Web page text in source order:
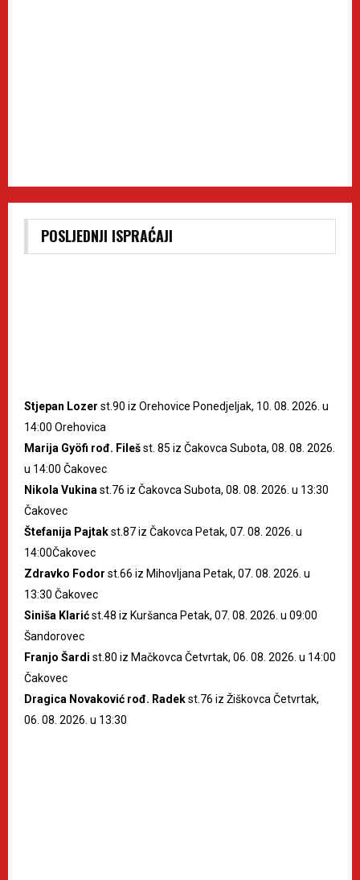
POSLJEDNJI ISPRAĆAJI
Stjepan Lozer st.90 iz Orehovice Ponedjeljak, 10. 08. 2026. u
14:00 Orehovica
Marija Gyöfi rođ. Filešst. 85 iz Čakovca Subota, 08. 08. 2026.
u 14:00 Čakovec
Nikola Vukina st.76 iz Čakovca Subota, 08. 08. 2026. u 13:30
Čakovec
Štefanija Pajtakst.87 iz Čakovca Petak, 07. 08. 2026. u
14:00Čakovec
Zdravko Fodor st.66 iz Mihovljana Petak, 07. 08. 2026. u
13:30 Čakovec
Siniša Klarićst.48 iz Kuršanca Petak, 07. 08. 2026. u 09:00
Šandorovec
Franjo Šardi st.80 iz Mačkovca Četvrtak, 06. 08. 2026. u 14:00
Čakovec
Dragica Novaković rođ. Radekst.76 iz Žiškovca Četvrtak,
06. 08. 2026. u 13:30